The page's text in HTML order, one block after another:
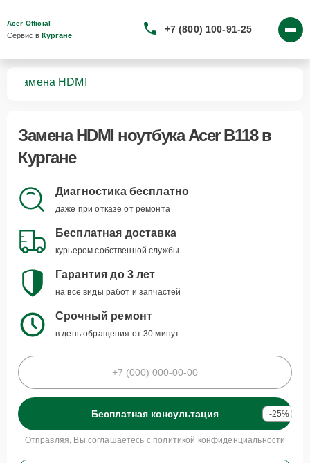
Acer Official
Сервис в Кургане
+7 (800) 100-91-25
Замена HDMI
Замена HDMI ноутбука Acer B118 в
Кургане
Диагностика бесплатно
даже при отказе от ремонта
Бесплатная доставка
курьером собственной службы
Гарантия до 3 лет
на все виды работ и запчастей
Срочный ремонт
в день обращения от 30 минут
Бесплатная консультация -25%
Отправляя, Вы соглашаетесь с политикой конфиденциальности